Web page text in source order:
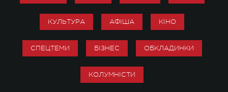
КУЛЬТУРА АФІША КІНО
СПЕЦТЕМИ БІЗНЕС ОБКЛАДИНКИ
КОЛУМНІСТИ